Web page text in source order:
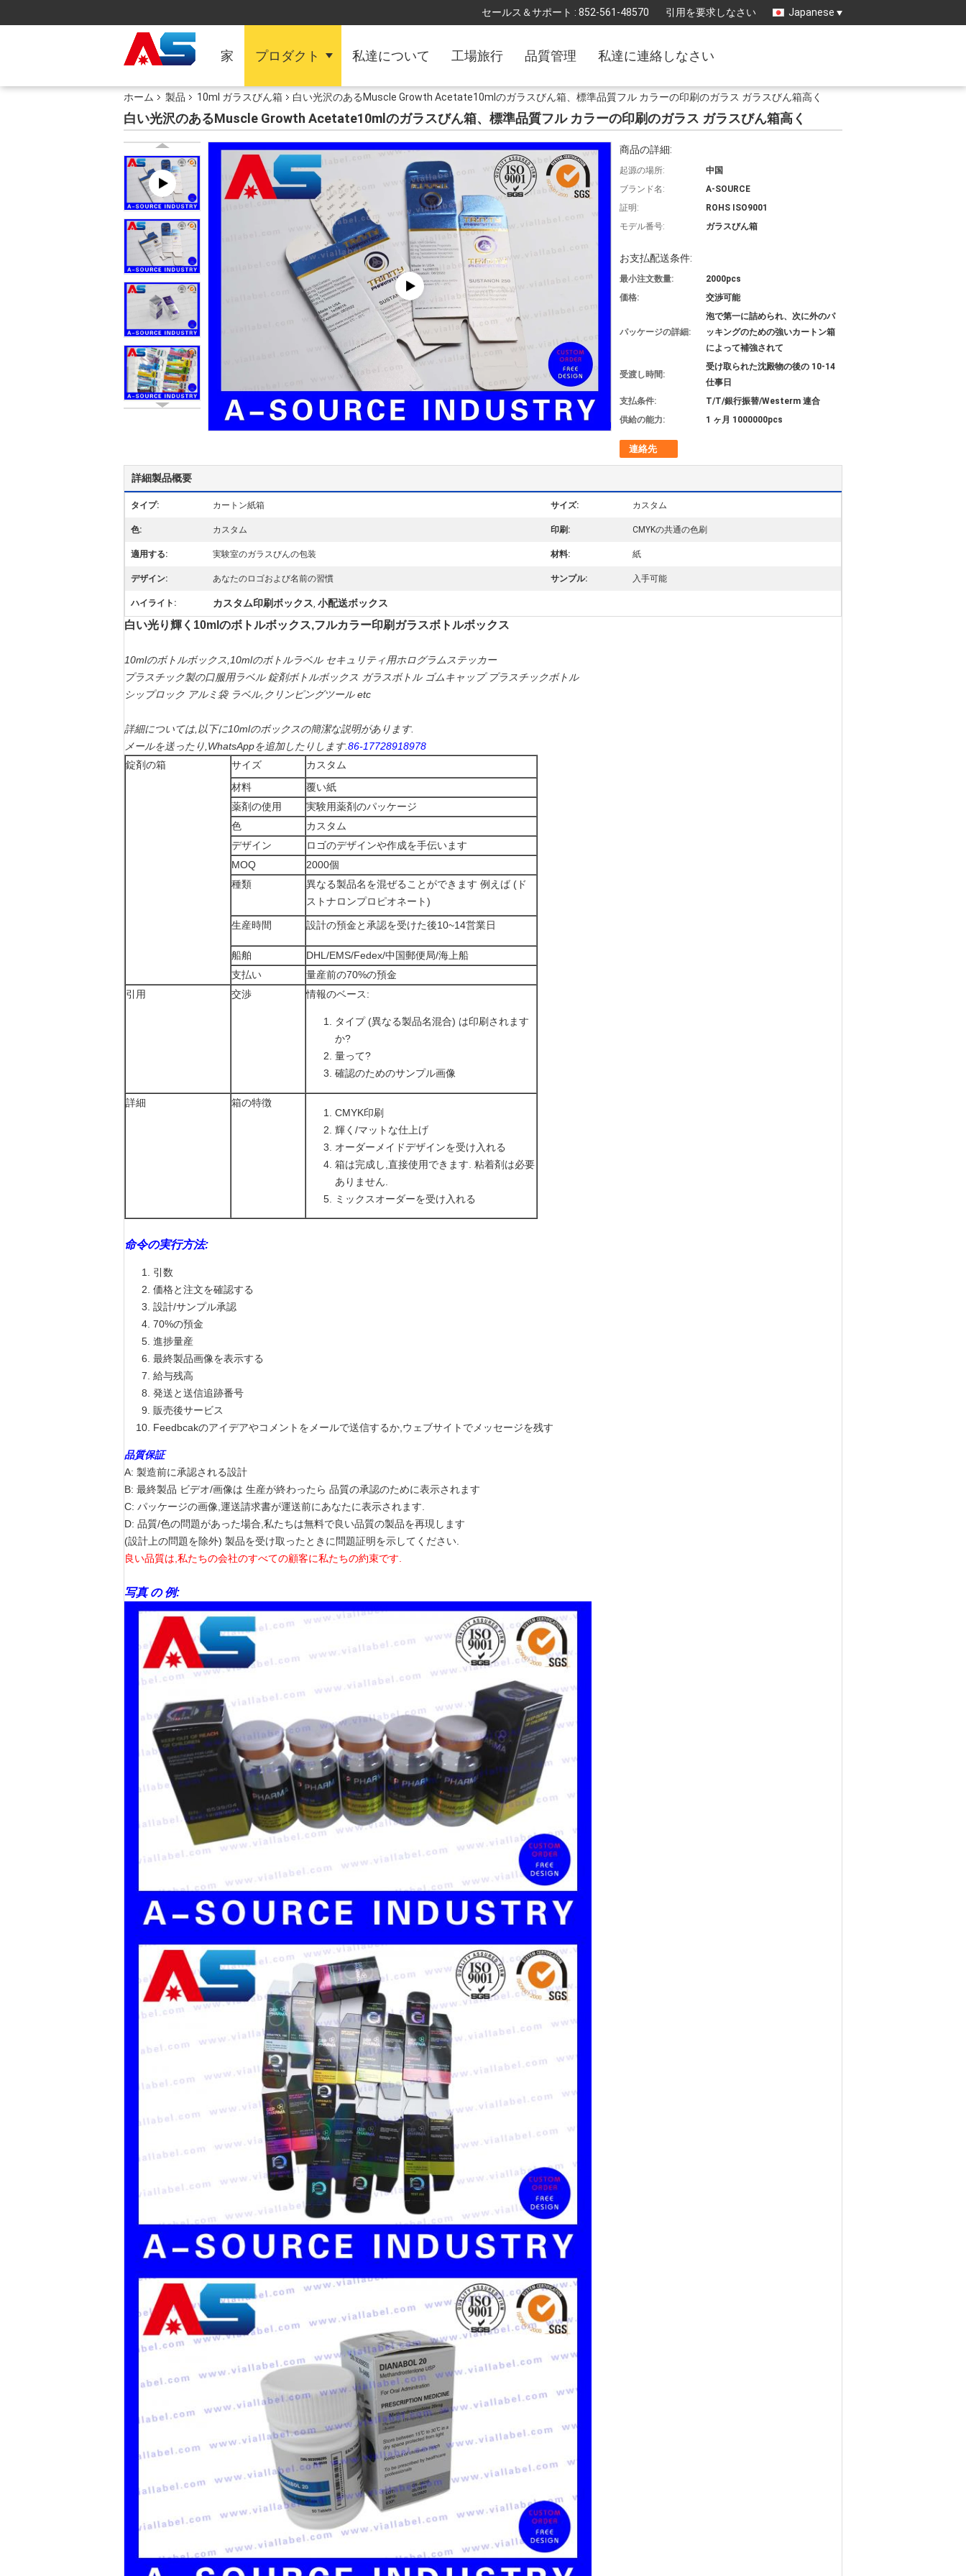
セールス＆サポート : 852-561-48570 引用を要求しなさい Japanese
家 プロダクト 私達について 工場旅行 品質管理 私達に連絡しなさい
ホーム 製品 10ml ガラスびん箱 白い光沢のあるMuscle Growth Acetate10mlのガラスびん箱、標準品質フル カラーの印刷のガラス ガラスびん箱高く
白い光沢のあるMuscle Growth Acetate10mlのガラスびん箱、標準品質フル カラーの印刷のガラス ガラスびん箱高く
商品の詳細:
起源の場所:
中国
ブランド名:
A-SOURCE
証明:
ROHS ISO9001
モデル番号:
ガラスびん箱
お支払配送条件:
最小注文数量:
2000pcs
価格:
交渉可能
パッケージの詳細:
泡で第一に詰められ、次に外のパ
ッキングのための強いカートン箱
によって補強されて
受渡し時間:
受け取られた沈殿物の後の 10-14
仕事日
支払条件:
T/T/銀行振替/Westerm 連合
供給の能力:
1 ヶ月 1000000pcs
連絡先
詳細製品概要
タイプ: カートン紙箱 サイズ: カスタム
色: カスタム 印刷: CMYKの共通の色刷
適用する: 実験室のガラスびんの包装 材料: 紙
デザイン: あなたのロゴおよび名前の習慣 サンプル: 入手可能
ハイライト: カスタム印刷ボックス, 小配送ボックス
白い光り輝く10mlのボトルボックス,フルカラー印刷ガラスボトルボックス
10mlのボトルボックス,10mlのボトルラベル セキュリティ用ホログラムステッカー
プラスチック製の口服用ラベル 錠剤ボトルボックス ガラスボトル ゴムキャップ プラスチックボトル
シップロック アルミ袋 ラベル,クリンピングツール etc
詳細については,以下に10mlのボックスの簡潔な説明があります.
メールを送ったり,WhatsAppを追加したりします.86-17728918978
錠剤の箱
サイズ
カスタム
材料
覆い紙
薬剤の使用
実験用薬剤のパッケージ
色
カスタム
デザイン
ロゴのデザインや作成を手伝います
MOQ
2000個
種類
異なる製品名を混ぜることができます 例えば (ド
ストナロンプロピオネート)
生産時間 設計の預金と承認を受けた後10~14営業日
船舶
DHL/EMS/Fedex/中国郵便局/海上船
支払い
量産前の70%の預金
引用
交渉 情報のベース:
タイプ (異なる製品名混合) は印刷されます
か?
量って?
確認のためのサンプル画像
詳細
箱の特徴
CMYK印刷
輝く/マットな仕上げ
オーダーメイドデザインを受け入れる
箱は完成し,直接使用できます. 粘着剤は必要
ありません.
ミックスオーダーを受け入れる
命令の実行方法:
引数
価格と注文を確認する
設計/サンプル承認
70%の預金
進捗量産
最終製品画像を表示する
給与残高
発送と送信追跡番号
販売後サービス
Feedbcakのアイデアやコメントをメールで送信するか,ウェブサイトでメッセージを残す
品質保証
A: 製造前に承認される設計
B: 最終製品 ビデオ/画像は 生産が終わったら 品質の承認のために表示されます
C: パッケージの画像,運送請求書が運送前にあなたに表示されます.
D: 品質/色の問題があった場合,私たちは無料で良い品質の製品を再現します
(設計上の問題を除外) 製品を受け取ったときに問題証明を示してください.
良い品質は,私たちの会社のすべての顧客に私たちの約束です.
写真 の 例: